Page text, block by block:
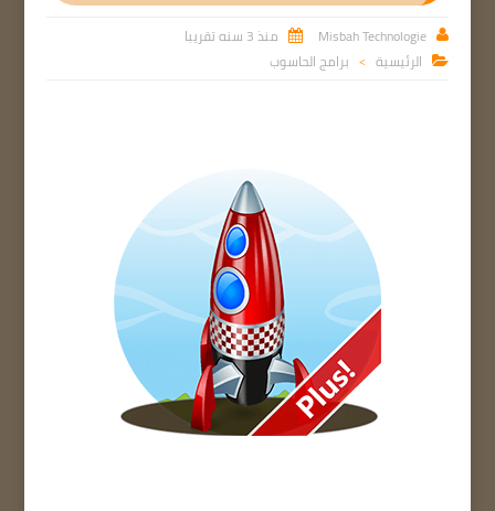

Misbah Technologie
 منذ 3 سنه تقريبا
 الرئيسية > برامج الحاسوب